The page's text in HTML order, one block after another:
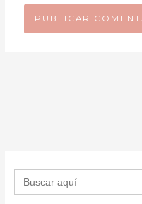
Buscar: